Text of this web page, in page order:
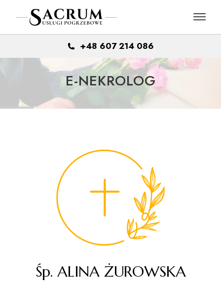
+48 607 214 086
E-NEKROLOG
Śp. ALINA ŻUROWSKA